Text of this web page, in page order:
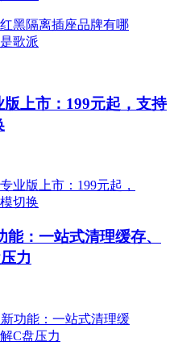
上市：199元起，支持
：一站式清理缓存、
力